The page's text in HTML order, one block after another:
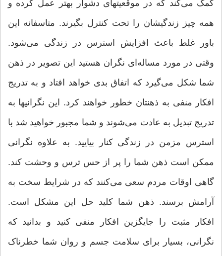
کمک می‌کند که در موقعیتهای دشوار بهتر عمل کرده و
همه چیز زندگیشان را تحت کنترل بگیرند. متاسفانه این
باور غلط باعث افزایش استرس در زندگی می‌شود.
وقتی در مورد مساله‌ای نگران هستید این تصویر در ذهن
شما شکل می‌گیرد که اتفاق بدی خواهد افتاد و به تدریج
افکار منفی به ذهنتان خطور خواهند کرد. این نگرانیها به
تدریج تبدیل به عادت می‌شوند و شما مجبور خواهید شد با
استرس مزمن در زندگی کنار بیایید. به علاوه نگرانی
ممکن است ذهن شما را پر از حس ترس و وحشت کند.
گاهی اوقات مردم سعی می‌کنند که در شرایط سخت به
آرامش برسند. ذهن شما کلید حل این مشکل است.
افکار مثبت را جایگزین افکار منفی کنید و بدانید که
نگرانی، بسیار برای سلامت جسم و روان شما خطرناک